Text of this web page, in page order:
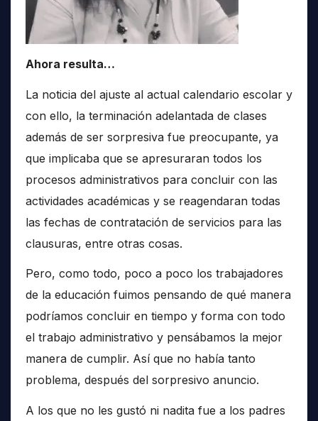
Ahora resulta…
La noticia del ajuste al actual calendario escolar y
con ello, la terminación adelantada de clases
además de ser sorpresiva fue preocupante, ya
que implicaba que se apresuraran todos los
procesos administrativos para concluir con las
actividades académicas y se reagendaran todas
las fechas de contratación de servicios para las
clausuras, entre otras cosas.
Pero, como todo, poco a poco los trabajadores
de la educación fuimos pensando de qué manera
podríamos concluir en tiempo y forma con todo
el trabajo administrativo y pensábamos la mejor
manera de cumplir. Así que no había tanto
problema, después del sorpresivo anuncio.
A los que no les gustó ni nadita fue a los padres